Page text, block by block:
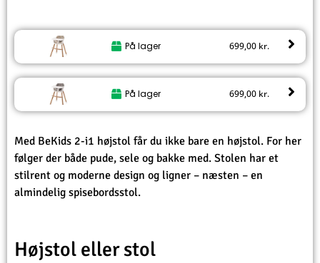
På lager 699,00 kr.
På lager 699,00 kr.
Med BeKids 2-i1 højstol får du ikke bare en højstol. For her
følger der både pude, sele og bakke med. Stolen har et
stilrent og moderne design og ligner – næsten – en
almindelig spisebordsstol.
Højstol eller stol